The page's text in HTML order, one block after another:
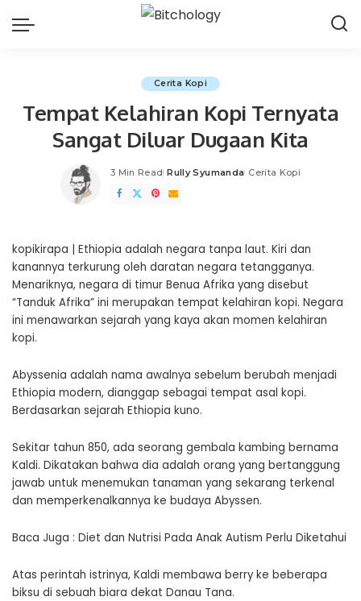
Cerita Kopi
Tempat Kelahiran Kopi Ternyata
Sangat Diluar Dugaan Kita
3 Min Read
Posted
by
Rully Syumanda Cerita Kopi
kopikirapa | Ethiopia adalah negara tanpa laut. Kiri dan
kanannya terkurung oleh daratan negara tetangganya.
Menariknya, negara di timur Benua Afrika yang disebut
“Tanduk Afrika” ini merupakan tempat kelahiran kopi. Negara
ini menawarkan sejarah yang kaya akan momen kelahiran
kopi.
Abyssenia adalah nama awalnya sebelum berubah menjadi
Ethiopia modern, dianggap sebagai tempat asal kopi.
Berdasarkan sejarah Ethiopia kuno.
Sekitar tahun 850, ada seorang gembala kambing bernama
Kaldi. Dikatakan bahwa dia adalah orang yang bertanggung
jawab untuk menemukan tanaman yang sekarang terkenal
dan memperkenalkannya ke budaya Abyssen.
Baca Juga : Diet dan Nutrisi Pada Anak Autism Perlu Diketahui
Atas perintah istrinya, Kaldi membawa berry ke beberapa
biksu di sebuah biara dekat Danau Tana.